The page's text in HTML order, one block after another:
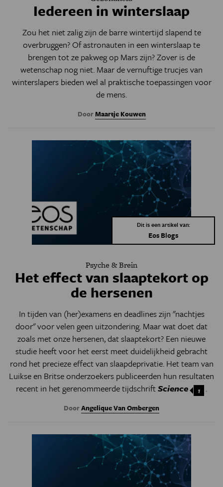
Iedereen in winterslaap
Zou het niet zalig zijn de barre wintertijd slapend te
overbruggen? Of astronauten in een winterslaap te
brengen tot ze pakweg op Mars zijn? Zover is de
wetenschap nog niet. Maar de vernuftige trucjes van
winterslapers bieden wel al praktische toepassingen voor
de mens.
DoorMaartje Kouwen
Dit is een artikel van:
Eos Blogs
Psyche & Brein
Het effect van slaaptekort op
de hersenen
In tijden van (her)examens en deadlines zijn "nachtjes
door" voor velen geen uitzondering. Maar wat doet dat
zoals met onze hersenen, dat slaaptekort? Een nieuwe
studie heeft voor het eerst meet duidelijkheid gebracht
rond het precieze effect van slaapdeprivatie. Het team van
Luikse en Britse onderzoekers publiceerden hun resultaten
recent in het gerenommeerde tijdschriftScience 1 .
DoorAngelique Van Ombergen